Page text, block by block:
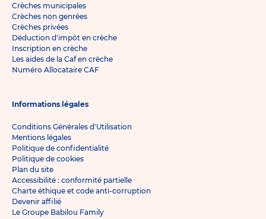
Crèches municipales
Crèches non genrées
Crèches privées
Déduction d'impôt en crèche
Inscription en crèche
Les aides de la Caf en crèche
Numéro Allocataire CAF
Informations légales
Conditions Générales d'Utilisation
Mentions légales
Politique de confidentialité
Politique de cookies
Plan du site
Accessibilité : conformité partielle
Charte éthique et code anti-corruption
Devenir affilié
Le Groupe Babilou Family